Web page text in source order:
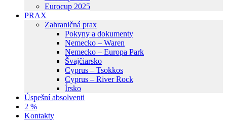
Eurocup 2025
PRAX
Zahraničná prax
Pokyny a dokumenty
Nemecko – Waren
Nemecko – Europa Park
Švajčiarsko
Cyprus – Tsokkos
Cyprus – River Rock
Írsko
Úspešní absolventi
2 %
Kontakty